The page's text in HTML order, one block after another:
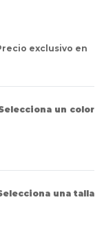
exclusivo en
un color
una talla